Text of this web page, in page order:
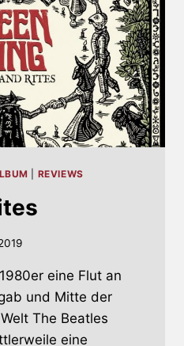
REVIEWS
eine Flut an
und Mitte der
The Beatles
eine